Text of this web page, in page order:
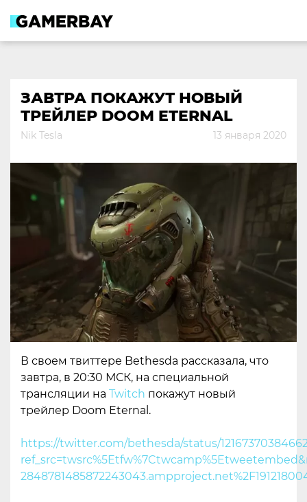
content
ЗАВТРА ПОКАЖУТ НОВЫЙ
ТРЕЙЛЕР DOOM ETERNAL
Nik Tesla 13 января 2020
В своем твиттере Bethesda рассказала, что
завтра, в 20:30 МСК, на специальной
трансляции на Twitch покажут новый
трейлер Doom Eternal.
https://twitter.com/bethesda/status/